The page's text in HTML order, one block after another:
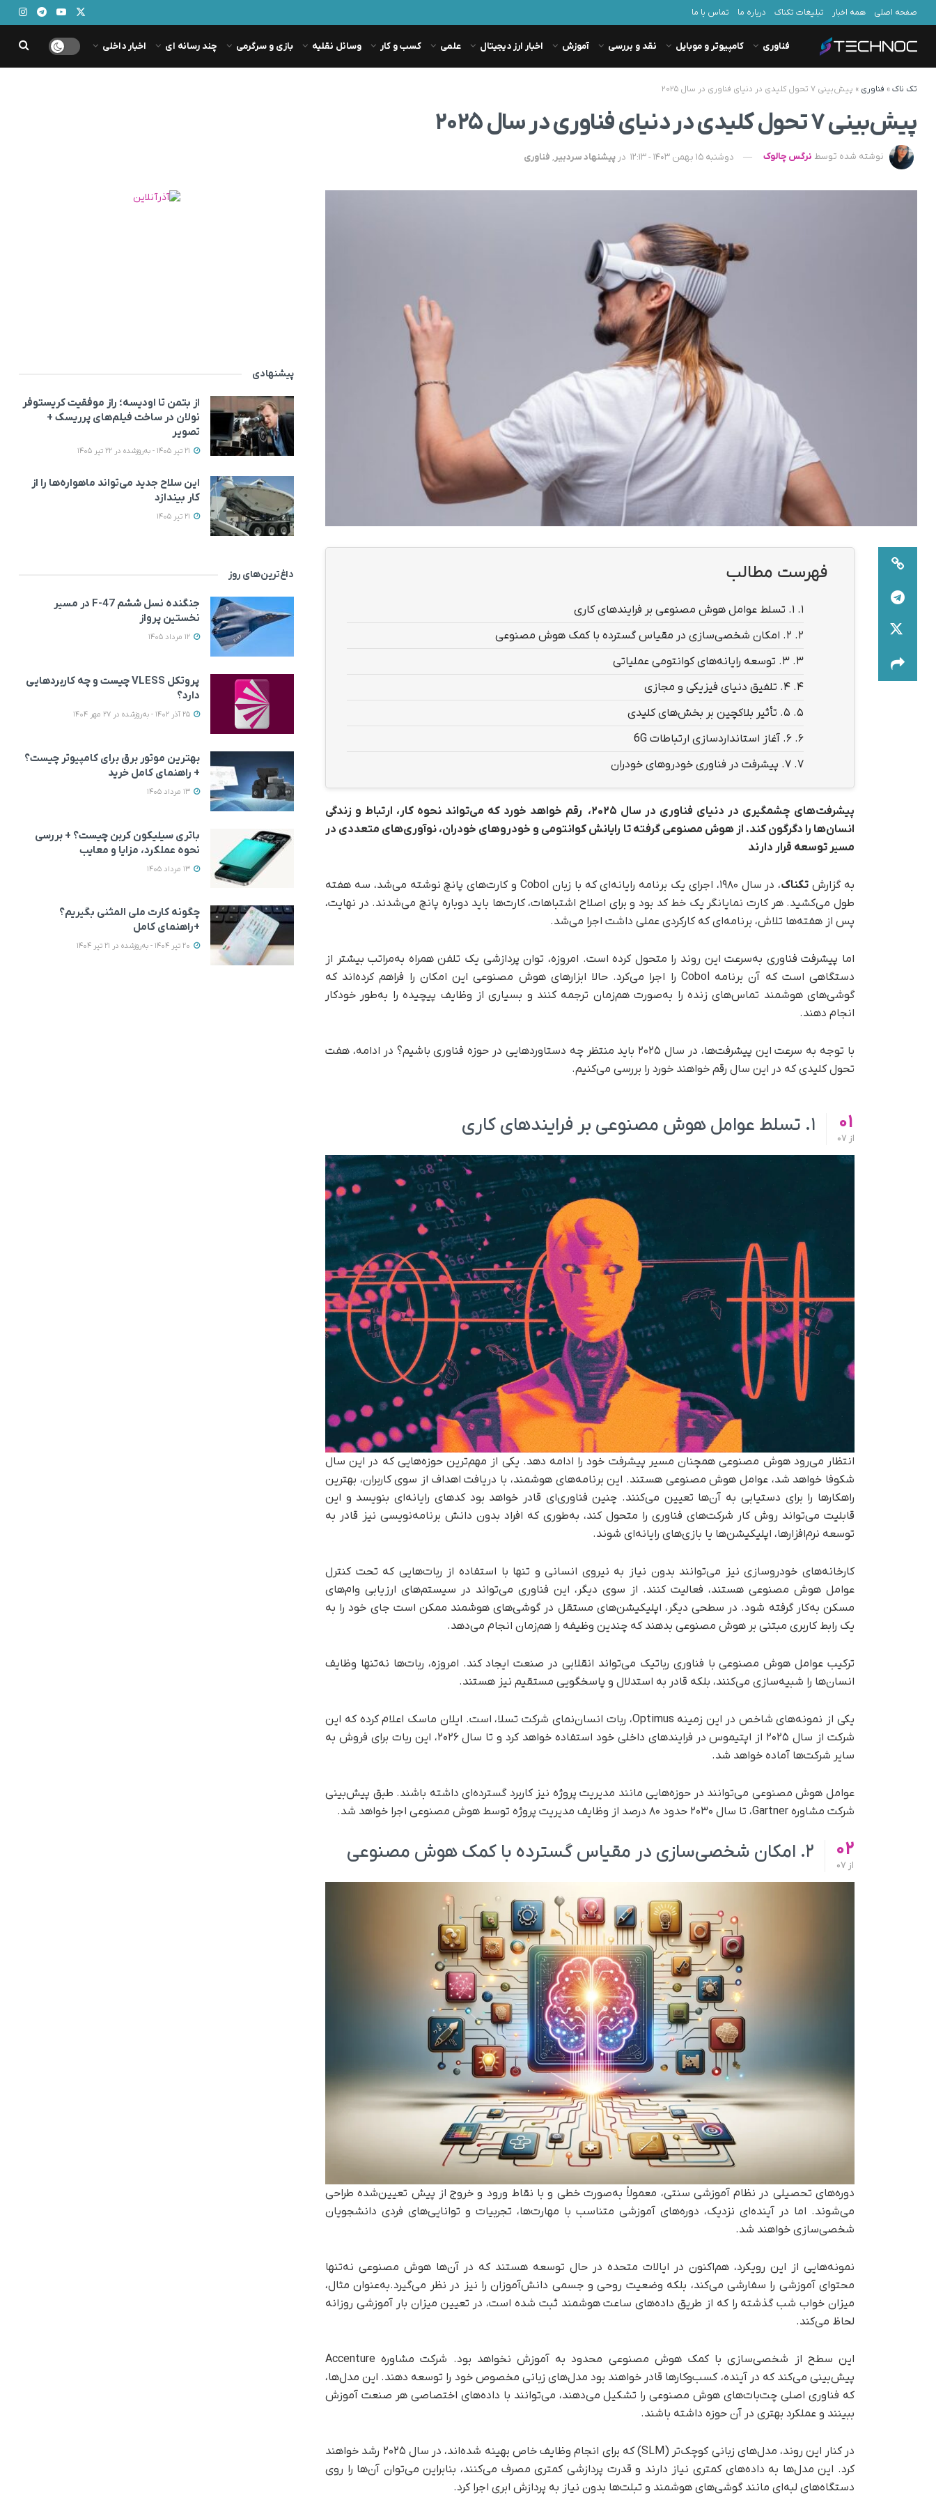
صفحه اصلی همه اخبار تبلیغات تکناک درباره ما تماس با ما
فناوری کامپیوتر و موبایل نقد و بررسی آموزش اخبار ارز دیجیتال علمی کسب و کار وسائل نقلیه بازی و سرگرمی چند رسانه ای اخبار داخلی
تک ناک» فناوری » پیش‌بینی ۷ تحول کلیدی در دنیای فناوری در سال ۲۰۲۵
پیش‌بینی ۷ تحول کلیدی در دنیای فناوری در سال ۲۰۲۵
نوشته شده توسط نرگس چالوک دوشنبه 15 بهمن 1403 - 12:13 در پیشنهاد سردبیر, فناوری
فهرست مطالب
1. ۱. تسلط عوامل هوش مصنوعی بر فرایندهای کاری
2. ۲. امکان شخصی‌سازی در مقیاس گسترده با کمک هوش مصنوعی
3. ۳. توسعه رایانه‌های کوانتومی عملیاتی
4. ۴. تلفیق دنیای فیزیکی و مجازی
5. ۵. تأثیر بلاکچین بر بخش‌های کلیدی
6. ۶. آغاز استانداردسازی ارتباطات 6G
7. ۷. پیشرفت در فناوری خودروهای خودران
پیشرفت‌های چشمگیری در دنیای فناوری در سال ۲۰۲۵، رقم خواهد خورد که می‌تواند نحوه کار، ارتباط و زندگی
انسان‌ها را دگرگون کند. از هوش مصنوعی گرفته تا رایانش کوانتومی و خودروهای خودران، نوآوری‌های متعددی در
مسیر توسعه قرار دارند
به گزارش تکناک
، در سال ۱۹۸۰، اجرای یک برنامه رایانه‌ای که با زبان Cobol و کارت‌های پانچ نوشته می‌شد، سه هفته
طول می‌کشید. هر کارت نمایانگر یک خط کد بود و برای اصلاح اشتباهات، کارت‌ها باید دوباره پانچ می‌شدند. در نهایت،
پس از هفته‌ها تلاش، برنامه‌ای که کارکردی عملی داشت اجرا می‌شد.
اما پیشرفت فناوری به‌سرعت این روند را متحول کرده است. امروزه، توان پردازشی یک تلفن همراه به‌مراتب بیشتر از
دستگاهی است که آن برنامه Cobol را اجرا می‌کرد. حالا ابزارهای هوش مصنوعی این امکان را فراهم کرده‌اند که
گوشی‌های هوشمند تماس‌های زنده را به‌صورت هم‌زمان ترجمه کنند و بسیاری از وظایف پیچیده را به‌طور خودکار
انجام دهند.
با توجه به سرعت این پیشرفت‌ها، در سال ۲۰۲۵ باید منتظر چه دستاوردهایی در حوزه فناوری باشیم؟ در ادامه، هفت
تحول کلیدی که در این سال رقم خواهند خورد را بررسی می‌کنیم.
01
از
۱. تسلط عوامل هوش مصنوعی بر فرایندهای کاری
انتظار می‌رود هوش مصنوعی همچنان مسیر پیشرفت خود را ادامه دهد. یکی از مهم‌ترین حوزه‌هایی که در این سال
شکوفا خواهد شد، عوامل هوش مصنوعی هستند. این برنامه‌های هوشمند، با دریافت اهداف از سوی کاربران، بهترین
راهکارها را برای دستیابی به آن‌ها تعیین می‌کنند. چنین فناوری‌ای قادر خواهد بود کدهای رایانه‌ای بنویسد و این
قابلیت می‌تواند روش کار شرکت‌های فناوری را متحول کند، به‌طوری که افراد بدون دانش برنامه‌نویسی نیز قادر به
توسعه نرم‌افزارها، اپلیکیشن‌ها یا بازی‌های رایانه‌ای شوند.
کارخانه‌های خودروسازی نیز می‌توانند بدون نیاز به نیروی انسانی و تنها با استفاده از ربات‌هایی که تحت کنترل
عوامل هوش مصنوعی هستند، فعالیت کنند. از سوی دیگر، این فناوری می‌تواند در سیستم‌های ارزیابی وام‌های
مسکن به‌کار گرفته شود. در سطحی دیگر، اپلیکیشن‌های مستقل در گوشی‌های هوشمند ممکن است جای خود را به
یک رابط کاربری مبتنی بر هوش مصنوعی بدهند که چندین وظیفه را هم‌زمان انجام می‌دهد.
ترکیب عوامل هوش مصنوعی با فناوری رباتیک می‌تواند انقلابی در صنعت ایجاد کند. امروزه، ربات‌ها نه‌تنها وظایف
انسان‌ها را شبیه‌سازی می‌کنند، بلکه قادر به استدلال و پاسخگویی مستقیم نیز هستند.
یکی از نمونه‌های شاخص در این زمینه Optimus، ربات انسان‌نمای شرکت تسلا، است. ایلان ماسک اعلام کرده که این
شرکت از سال ۲۰۲۵ از اپتیموس در فرایندهای داخلی خود استفاده خواهد کرد و تا سال ۲۰۲۶، این ربات برای فروش به
سایر شرکت‌ها آماده خواهد شد.
عوامل هوش مصنوعی می‌توانند در حوزه‌هایی مانند مدیریت پروژه نیز کاربرد گسترده‌ای داشته باشند. طبق پیش‌بینی
شرکت مشاوره Gartner، تا سال ۲۰۳۰ حدود ۸۰ درصد از وظایف مدیریت پروژه توسط هوش مصنوعی اجرا خواهد شد.
02
از
۲. امکان شخصی‌سازی در مقیاس گسترده با کمک هوش مصنوعی
دوره‌های تحصیلی در نظام آموزشی سنتی، معمولاً به‌صورت خطی و با نقاط ورود و خروج از پیش تعیین‌شده طراحی
می‌شوند. اما در آینده‌ای نزدیک، دوره‌های آموزشی متناسب با مهارت‌ها، تجربیات و توانایی‌های فردی دانشجویان
شخصی‌سازی خواهند شد.
نمونه‌هایی از این رویکرد، هم‌اکنون در ایالات متحده در حال توسعه هستند که در آن‌ها هوش مصنوعی نه‌تنها
محتوای آموزشی را سفارشی می‌کند، بلکه وضعیت روحی و جسمی دانش‌آموزان را نیز در نظر می‌گیرد.به‌عنوان مثال،
میزان خواب شب گذشته را که از طریق داده‌های ساعت هوشمند ثبت شده است، در تعیین میزان بار آموزشی روزانه
لحاظ می‌کند.
این سطح از شخصی‌سازی با کمک هوش مصنوعی محدود به آموزش نخواهد بود. شرکت مشاوره Accenture
پیش‌بینی می‌کند که در آینده، کسب‌وکارها قادر خواهند بود مدل‌های زبانی مخصوص خود را توسعه دهند. این مدل‌ها،
که فناوری اصلی چت‌بات‌های هوش مصنوعی را تشکیل می‌دهند، می‌توانند با داده‌های اختصاصی هر صنعت آموزش
ببینند و عملکرد بهتری در آن حوزه داشته باشند.
در کنار این روند، مدل‌های زبانی کوچک‌تر (SLM) که برای انجام وظایف خاص بهینه شده‌اند، در سال ۲۰۲۵ رشد خواهند
کرد. این مدل‌ها به داده‌های کمتری نیاز دارند و قدرت پردازشی کمتری مصرف می‌کنند، بنابراین می‌توان آن‌ها را روی
دستگاه‌های لبه‌ای مانند گوشی‌های هوشمند و تبلت‌ها بدون نیاز به پردازش ابری اجرا کرد.
پیشنهادی
از بتمن تا اودیسه؛ راز موفقیت کریستوفر
نولان در ساخت فیلم‌های پرریسک +
تصویر
این سلاح جدید می‌تواند ماهواره‌ها را از
کار بیندازد
داغ‌ترین‌های روز
جنگنده نسل ششم F-47 در مسیر
نخستین پرواز
پروتکل VLESS چیست و چه کاربردهایی
دارد؟
بهترین موتور برق برای کامپیوتر چیست؟
+ راهنمای کامل خرید
باتری سیلیکون کربن چیست؟ + بررسی
نحوه عملکرد، مزایا و معایب
چگونه کارت ملی المثنی بگیریم؟
+راهنمای کامل